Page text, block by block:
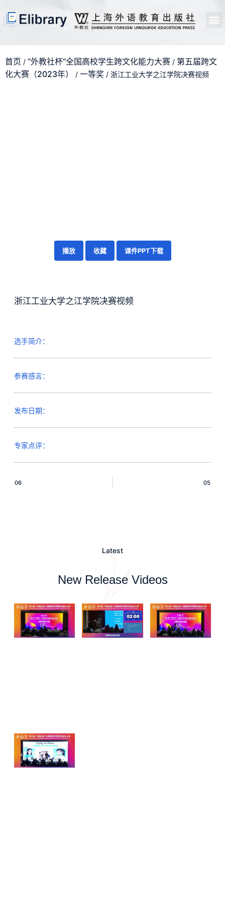
首页 / “外教社杯”全国高校学生跨文化能力大赛 / 第五届跨文
化大赛（2023年）
/ 一等奖 / 浙江工业大学之江学院决赛视频
播放 收藏 课件PPT下载
浙江工业大学之江学院决赛视频
选手简介：
参赛感言：
发布日期：
专家点评：
06 05
Latest
New Release Videos